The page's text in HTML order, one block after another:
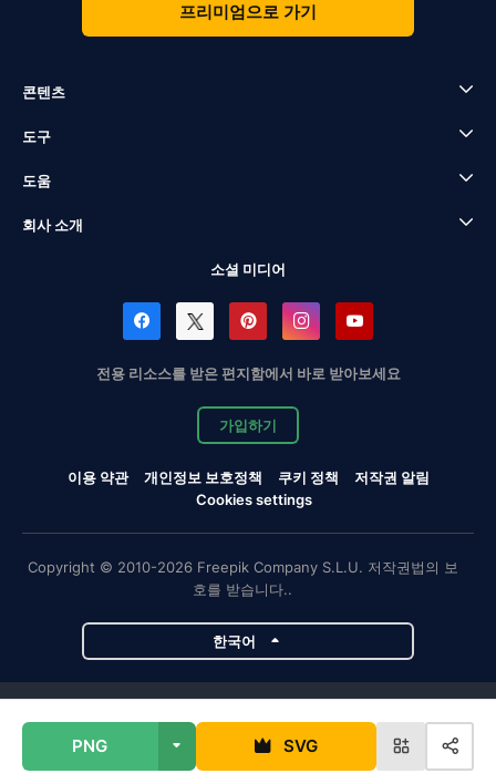
PNG SVG
프리미엄으로 가기
콘텐츠
도구
도움
회사 소개
소셜 미디어
전용 리소스를 받은 편지함에서 바로 받아보세요
가입하기
이용 약관 개인정보 보호정책 쿠키 정책
저작권 알림
Cookies settings
Copyright © 2010-2026 Freepik Company S.L.U. 저작권법의 보
호를 받습니다..
한국어